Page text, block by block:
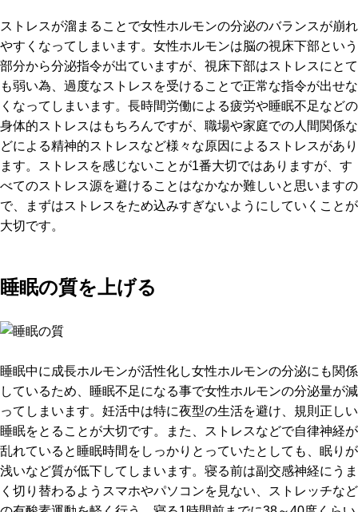
ストレスが溜まることで女性ホルモンの分泌のバランスが崩れ
やすくなってしまいます。女性ホルモンは脳の視床下部という
部分から分泌指令が出ていますが、視床下部はストレスにとて
も弱い為、過度なストレスを受けることで正常な指令が出せな
くなってしまいます。長時間労働による疲労や睡眠不足などの
身体的ストレスはもちろんですが、職場や家庭での人間関係な
どによる精神的ストレスなど様々な原因によるストレスがあり
ます。ストレスを感じないことが1番大切ではありますが、す
べてのストレス源を避けることはなかなか難しいと思いますの
で、まずはストレスをため込みすぎないようにしていくことが
大切です。
睡眠の質を上げる
睡眠中に成長ホルモンが活性化し女性ホルモンの分泌にも関係
しているため、睡眠不足になる事で女性ホルモンの分泌量が減
ってしまいます。妊活中は特に夜型の生活を避け、規則正しい
睡眠をとることが大切です。また、ストレスなどで自律神経が
乱れていると睡眠時間をしっかりとっていたとしても、眠りが
浅いなど質が低下してしまいます。寝る前は副交感神経にうま
く切り替わるようスマホやパソコンを見ない、ストレッチなど